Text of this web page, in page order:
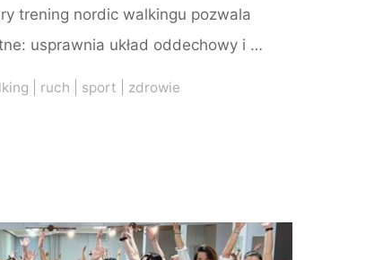
trening nordic walkingu pozwala
usprawnia układ oddechowy i …
ruch sport zdrowie